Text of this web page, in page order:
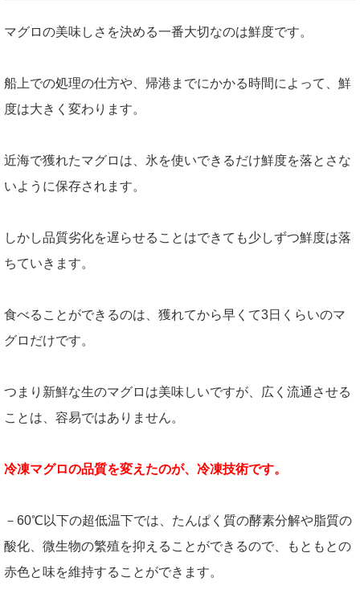
マグロの美味しさを決める一番大切なのは鮮度です。
船上での処理の仕方や、帰港までにかかる時間によって、鮮
度は大きく変わります。
近海で獲れたマグロは、氷を使いできるだけ鮮度を落とさな
いように保存されます。
しかし品質劣化を遅らせることはできても少しずつ鮮度は落
ちていきます。
食べることができるのは、獲れてから早くて3日くらいのマ
グロだけです。
つまり新鮮な生のマグロは美味しいですが、広く流通させる
ことは、容易ではありません。
冷凍マグロの品質を変えたのが、冷凍技術です。
－60℃以下の超低温下では、たんぱく質の酵素分解や脂質の
酸化、微生物の繁殖を抑えることができるので、もともとの
赤色と味を維持することができます。